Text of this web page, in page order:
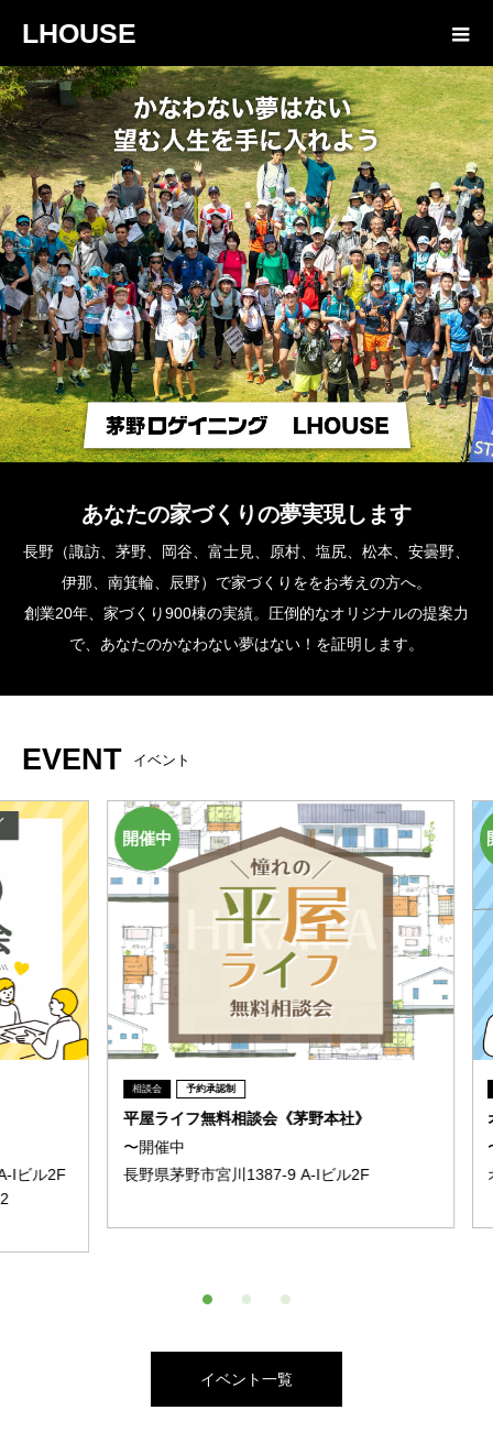
LHOUSE
あなたの家づくりの夢実現します
長野（諏訪、茅野、岡谷、富士見、原村、塩尻、松本、安曇野、
伊那、南箕輪、辰野）で家づくりををお考えの方へ。
創業20年、家づくり900棟の実績。圧倒的なオリジナルの提案力
で、あなたのかなわない夢はない！を証明します。
EVENT イベント
開催中
オンライン相談会 予約承認制
オンライン個別相談会
〜開催中
オンライン
イベント一覧